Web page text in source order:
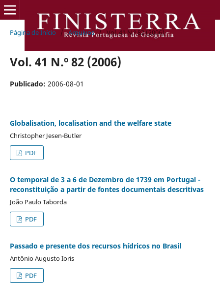
Página de Início / Arquivos / Vol. 41 N.º 82 (2006)
Vol. 41 N.º 82 (2006)
Publicado: 2006-08-01
Globalisation, localisation and the welfare state
Christopher Jesen-Butler
PDF
O temporal de 3 a 6 de Dezembro de 1739 em Portugal -
reconstituição a partir de fontes documentais descritivas
João Paulo Taborda
PDF
Passado e presente dos recursos hídricos no Brasil
Antônio Augusto Ioris
PDF